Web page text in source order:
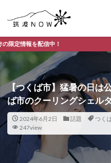
【つくば市】猛暑の日は
ば市のクーリングシェル
2024年6月2日 話題 つく
247view